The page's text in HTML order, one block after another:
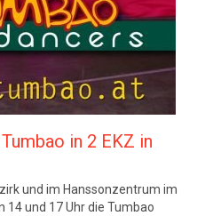
in 2 EKZ in
und im Hanssonzentrum im
14 und 17 Uhr die Tumbao